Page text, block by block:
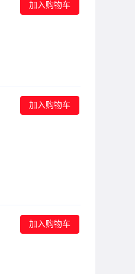
加入购物车
加入购物车
加入购物车